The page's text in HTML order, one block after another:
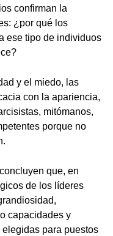
confirman la
¿por qué los
ese tipo de individuos
y el miedo, las
con la apariencia,
mitómanos,
porque no
que, en
de los líderes
capacidades y
para puestos